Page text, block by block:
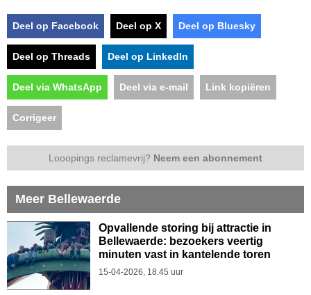
Deel op Facebook Deel op X Deel op Bluesky
Deel op Threads Deel op LinkedIn
Deel via WhatsApp Deel via e-mail Link kopiëren
Corrigeer
Looopings reclamevrij? Neem een abonnement
Meer Bellewaerde
Opvallende storing bij attractie in
Bellewaerde: bezoekers veertig
minuten vast in kantelende toren
15-04-2026, 18.45 uur